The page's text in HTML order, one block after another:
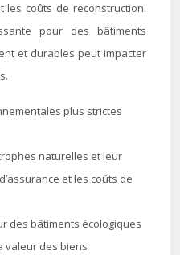
les coûts de reconstruction.
pour des bâtiments
et durables peut impacter
plus strictes
naturelles et leur
et les coûts de
des bâtiments écologiques
valeur des biens